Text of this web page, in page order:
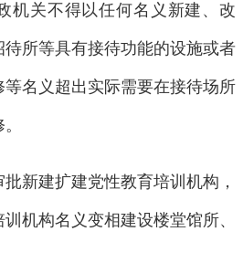
关不得以任何名义新建、改
所等具有接待功能的设施或者
名义超出实际需要在接待场所
建扩建党性教育培训机构，
机构名义变相建设楼堂馆所、